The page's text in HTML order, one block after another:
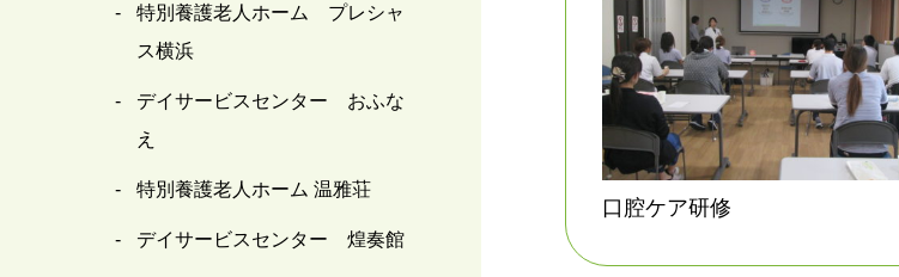
特別養護老人ホーム プレシャ
ス横浜
デイサービスセンター おふな
え
特別養護老人ホーム 温雅荘
デイサービスセンター 煌奏館
口腔ケア研修